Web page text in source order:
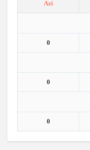
Azi
0
0
0